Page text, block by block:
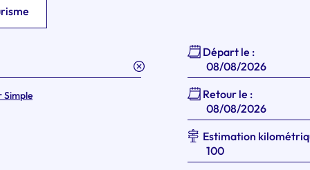
Simple
Départ le :
Retour le :
Estimation